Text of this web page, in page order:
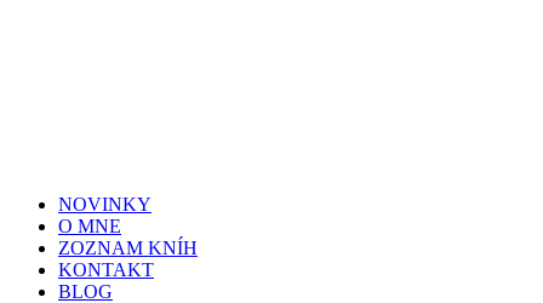
NOVINKY
O MNE
ZOZNAM KNÍH
KONTAKT
BLOG